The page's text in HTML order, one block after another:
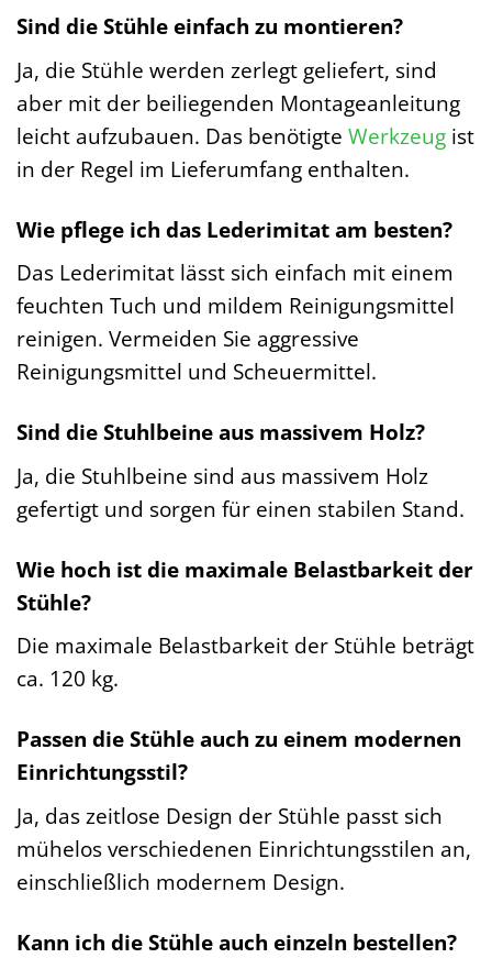
Sind die Stühle einfach zu montieren?
Ja, die Stühle werden zerlegt geliefert, sind
aber mit der beiliegenden Montageanleitung
leicht aufzubauen. Das benötigte Werkzeug ist
in der Regel im Lieferumfang enthalten.
Wie pflege ich das Lederimitat am besten?
Das Lederimitat lässt sich einfach mit einem
feuchten Tuch und mildem Reinigungsmittel
reinigen. Vermeiden Sie aggressive
Reinigungsmittel und Scheuermittel.
Sind die Stuhlbeine aus massivem Holz?
Ja, die Stuhlbeine sind aus massivem Holz
gefertigt und sorgen für einen stabilen Stand.
Wie hoch ist die maximale Belastbarkeit der
Stühle?
Die maximale Belastbarkeit der Stühle beträgt
ca. 120 kg.
Passen die Stühle auch zu einem modernen
Einrichtungsstil?
Ja, das zeitlose Design der Stühle passt sich
mühelos verschiedenen Einrichtungsstilen an,
einschließlich modernem Design.
Kann ich die Stühle auch einzeln bestellen?